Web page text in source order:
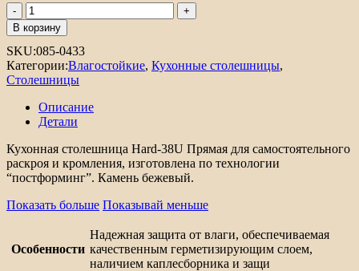
Количество
товара
Столешница
Hard-
38U
Прямая
Камень
бежевый
В корзину
SKU:085-0433
Категории:Влагостойкие, Кухонные столешницы,
Столешницы
Описание
Детали
Кухонная столешница Hard-38U Прямая для самостоятельного
раскроя и кромления, изготовлена по технологии
“постформинг”. Камень бежевый.
Показать больше Показывай меньше
Особенности
Надежная защита от влаги, обеспечиваемая
качественным герметизирующим слоем,
наличием каплесборника и защи